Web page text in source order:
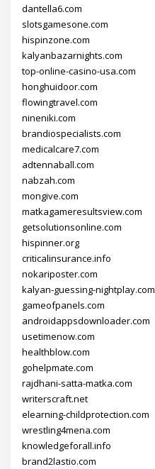
dantella6.com
slotsgamesone.com
hispinzone.com
kalyanbazarnights.com
top-online-casino-usa.com
honghuidoor.com
flowingtravel.com
nineniki.com
brandiospecialists.com
medicalcare7.com
adtennaball.com
nabzah.com
mongive.com
matkagameresultsview.com
getsolutionsonline.com
hispinner.org
criticalinsurance.info
nokariposter.com
kalyan-guessing-nightplay.com
gameofpanels.com
androidappsdownloader.com
usetimenow.com
healthblow.com
gohelpmate.com
rajdhani-satta-matka.com
writerscraft.net
elearning-childprotection.com
wrestling4mena.com
knowledgeforall.info
brand2lastio.com